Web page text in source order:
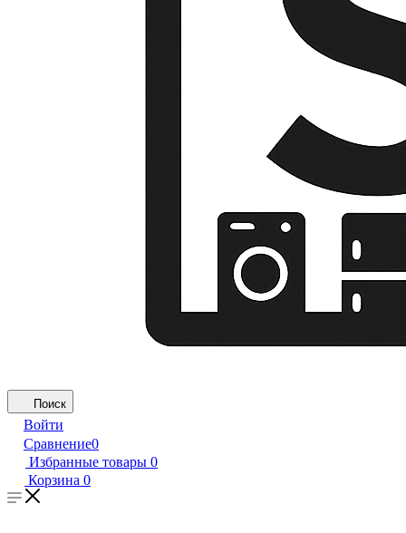
Поиск
Войти
Сравнение0
Избранные товары 0
Корзина 0